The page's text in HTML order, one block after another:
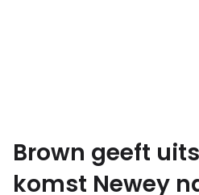
Brown geeft
komst Newey